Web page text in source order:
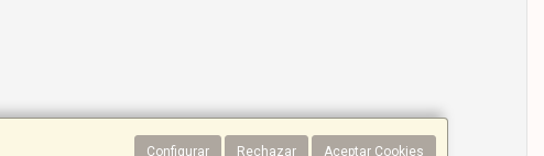
Configurar Rechazar Aceptar Cookies